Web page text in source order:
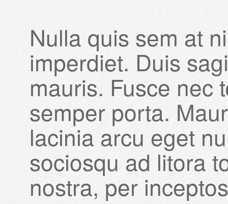
Nulla quis sem at
imperdiet. Duis
mauris. Fusce nec
semper porta.
lacinia arcu eget
sociosqu ad litora
nostra, per